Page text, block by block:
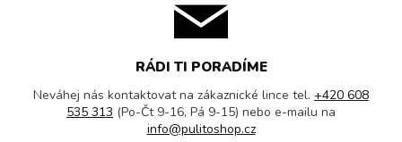
RÁDI TI PORADÍME
Neváhej nás kontaktovat na zákaznické lince tel. +420 608
535 313 (Po-Čt 9-16, Pá 9-15) nebo e-mailu na
info@pulitoshop.cz